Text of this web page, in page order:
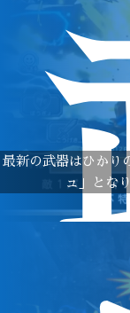
最新の武器はひかり
ュ」とな